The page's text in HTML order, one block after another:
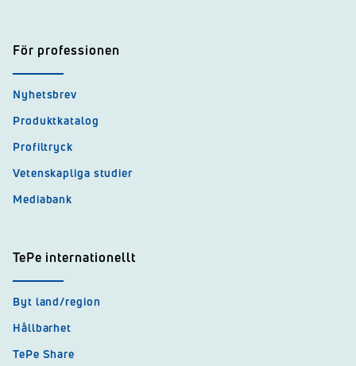
För professionen
Nyhetsbrev
Produktkatalog
Profiltryck
Vetenskapliga studier
Mediabank
TePe internationellt
Byt land/region
Hållbarhet
TePe Share